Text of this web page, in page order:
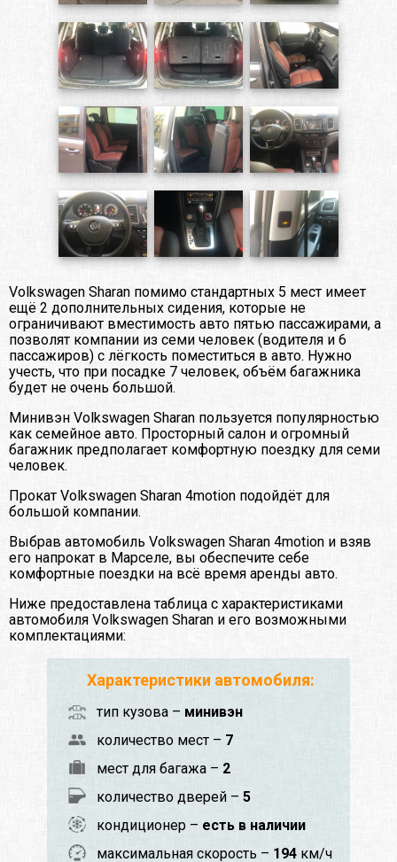
Volkswagen Sharan помимо стандартных 5 мест имеет
ещё 2 дополнительных сидения, которые не
ограничивают вместимость авто пятью пассажирами, а
позволят компании из семи человек (водителя и 6
пассажиров) с лёгкость поместиться в авто. Нужно
учесть, что при посадке 7 человек, объём багажника
будет не очень большой.
Минивэн Volkswagen Sharan пользуется популярностью
как семейное авто. Просторный салон и огромный
багажник предполагает комфортную поездку для семи
человек.
Прокат Volkswagen Sharan 4motion подойдёт для
большой компании.
Выбрав автомобиль Volkswagen Sharan 4motion и взяв
его напрокат в Марселе, вы обеспечите себе
комфортные поездки на всё время аренды авто.
Ниже предоставлена таблица с характеристиками
автомобиля Volkswagen Sharan и его возможными
комплектациями:
Характеристики автомобиля:
тип кузова – минивэн
количество мест – 7
мест для багажа – 2
количество дверей – 5
кондиционер – есть в наличии
максимальная скорость – 194 км/ч